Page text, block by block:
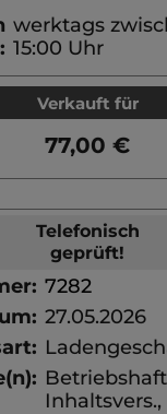
werktags
15:00 Uhr
Verkauft für
77,00 €
Telefonisch
geprüft!
7282
27.05.2026